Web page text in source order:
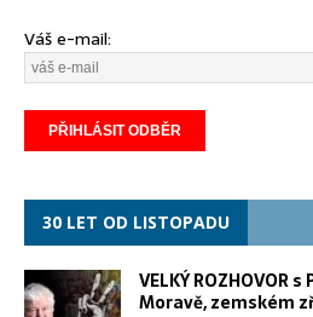
Váš e-mail:
30 LET OD LISTOPADU
VELKÝ ROZHOVOR
Moravě, zemském